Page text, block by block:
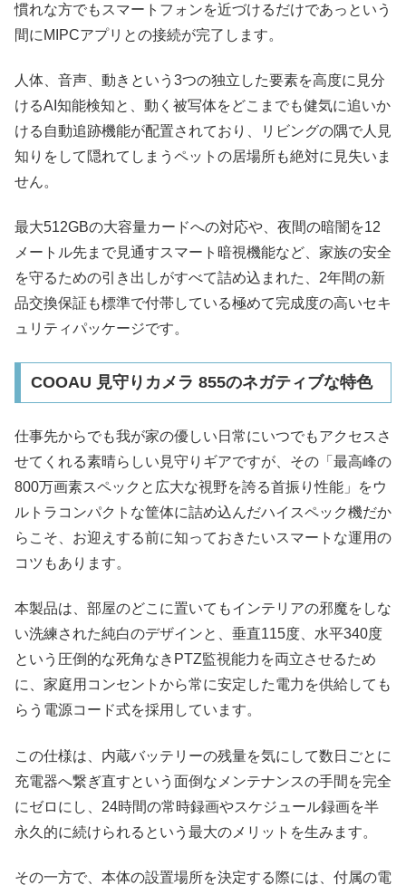
慣れな方でもスマートフォンを近づけるだけであっという
間にMIPCアプリとの接続が完了します。
人体、音声、動きという3つの独立した要素を高度に見分
けるAI知能検知と、動く被写体をどこまでも健気に追いか
ける自動追跡機能が配置されており、リビングの隅で人見
知りをして隠れてしまうペットの居場所も絶対に見失いま
せん。
最大512GBの大容量カードへの対応や、夜間の暗闇を12
メートル先まで見通すスマート暗視機能など、家族の安全
を守るための引き出しがすべて詰め込まれた、2年間の新
品交換保証も標準で付帯している極めて完成度の高いセキ
ュリティパッケージです。
COOAU 見守りカメラ 855のネガティブな特色
仕事先からでも我が家の優しい日常にいつでもアクセスさ
せてくれる素晴らしい見守りギアですが、その「最高峰の
800万画素スペックと広大な視野を誇る首振り性能」をウ
ルトラコンパクトな筐体に詰め込んだハイスペック機だか
らこそ、お迎えする前に知っておきたいスマートな運用の
コツもあります。
本製品は、部屋のどこに置いてもインテリアの邪魔をしな
い洗練された純白のデザインと、垂直115度、水平340度
という圧倒的な死角なきPTZ監視能力を両立させるため
に、家庭用コンセントから常に安定した電力を供給しても
らう電源コード式を採用しています。
この仕様は、内蔵バッテリーの残量を気にして数日ごとに
充電器へ繋ぎ直すという面倒なメンテナンスの手間を完全
にゼロにし、24時間の常時録画やスケジュール録画を半
永久的に続けられるという最大のメリットを生みます。
その一方で、本体の設置場所を決定する際には、付属の電